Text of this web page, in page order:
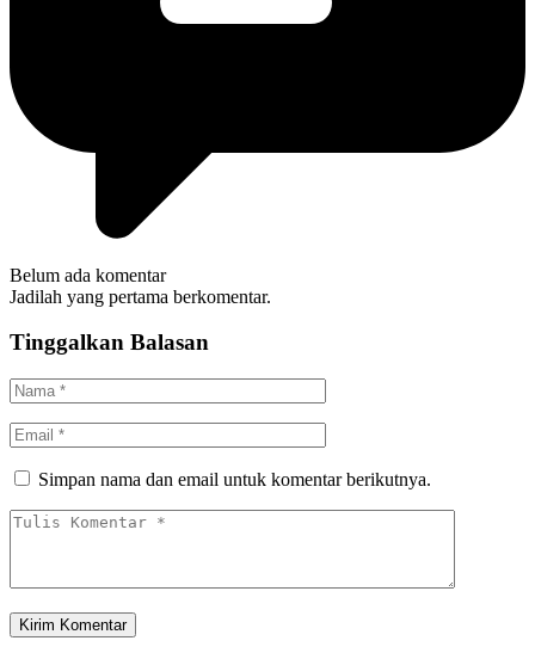
Belum ada komentar
Jadilah yang pertama berkomentar.
Tinggalkan Balasan
Simpan nama dan email untuk komentar berikutnya.